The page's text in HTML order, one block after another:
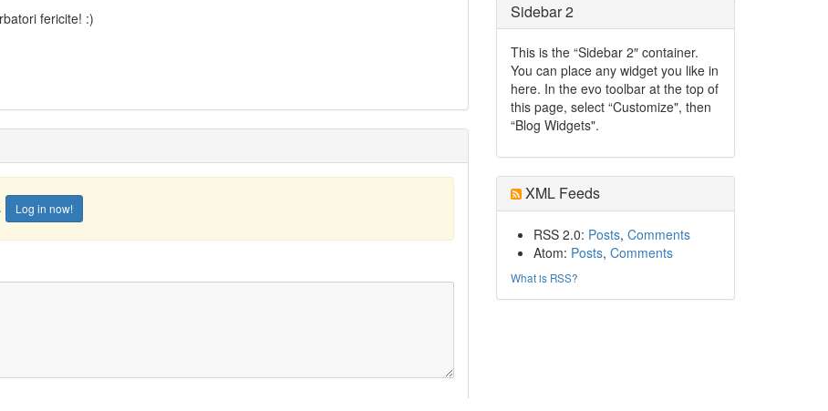
fericite! :)
Log in now!
Sidebar 2
This is the “Sidebar 2″ container.
You can place any widget you like in
here. In the evo toolbar at the top of
this page, select “Customize", then
“Blog Widgets".
XML Feeds
RSS 2.0: Posts, Comments
Atom: Posts, Comments
What is RSS?